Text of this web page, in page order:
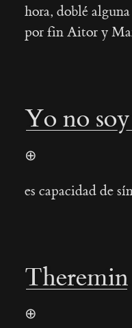
hora, doblé
por fin Aitor y
Yo no soy
⊕
es capacidad de
Theremin
⊕